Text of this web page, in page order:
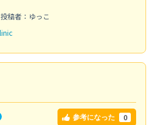
投稿者：ゆっこ
参考になった 0